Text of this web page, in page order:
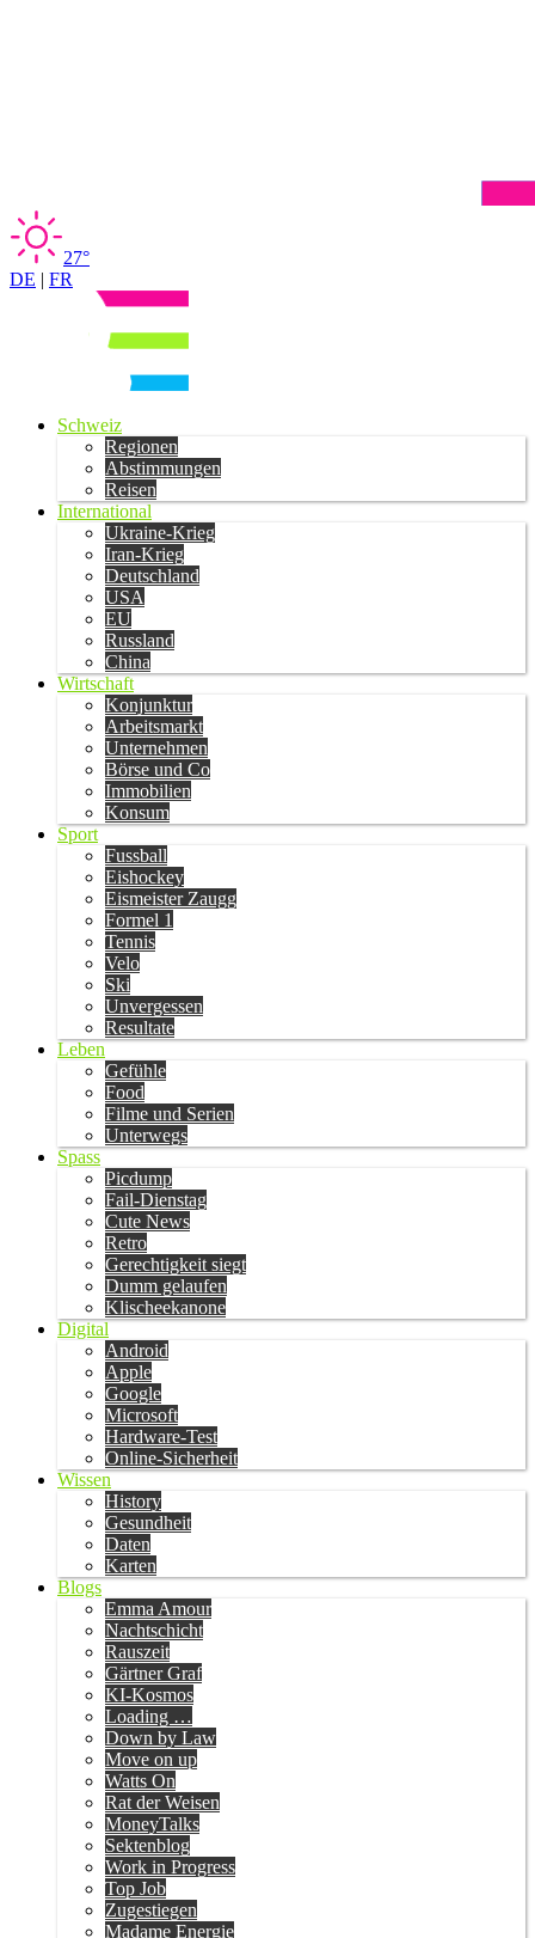
27°
DE | FR
Schweiz
Regionen
Abstimmungen
Reisen
International
Ukraine-Krieg
Iran-Krieg
Deutschland
USA
EU
Russland
China
Wirtschaft
Konjunktur
Arbeitsmarkt
Unternehmen
Börse und Co
Immobilien
Konsum
Sport
Fussball
Eishockey
Eismeister Zaugg
Formel 1
Tennis
Velo
Ski
Unvergessen
Resultate
Leben
Gefühle
Food
Filme und Serien
Unterwegs
Spass
Picdump
Fail-Dienstag
Cute News
Retro
Gerechtigkeit siegt
Dumm gelaufen
Klischeekanone
Digital
Android
Apple
Google
Microsoft
Hardware-Test
Online-Sicherheit
Wissen
History
Gesundheit
Daten
Karten
Blogs
Emma Amour
Nachtschicht
Rauszeit
Gärtner Graf
KI-Kosmos
Loading …
Down by Law
Move on up
Watts On
Rat der Weisen
MoneyTalks
Sektenblog
Work in Progress
Top Job
Zugestiegen
Madame Energie